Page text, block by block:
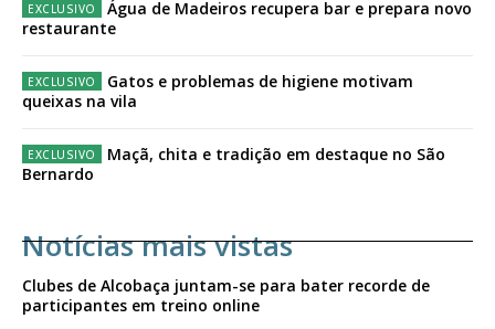
Água de Madeiros recupera bar e prepara novo
restaurante
Gatos e problemas de higiene motivam
queixas na vila
Maçã, chita e tradição em destaque no São
Bernardo
Notícias mais vistas
Clubes de Alcobaça juntam-se para bater recorde de
participantes em treino online